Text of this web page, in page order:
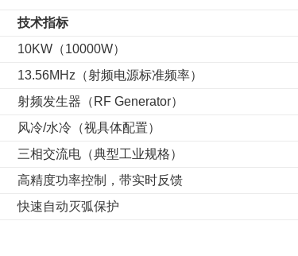
技术指标
10KW（10000W）
13.56MHz（射频电源标准频率）
射频发生器（RF Generator）
风冷/水冷（视具体配置）
三相交流电（典型工业规格）
高精度功率控制，带实时反馈
快速自动灭弧保护